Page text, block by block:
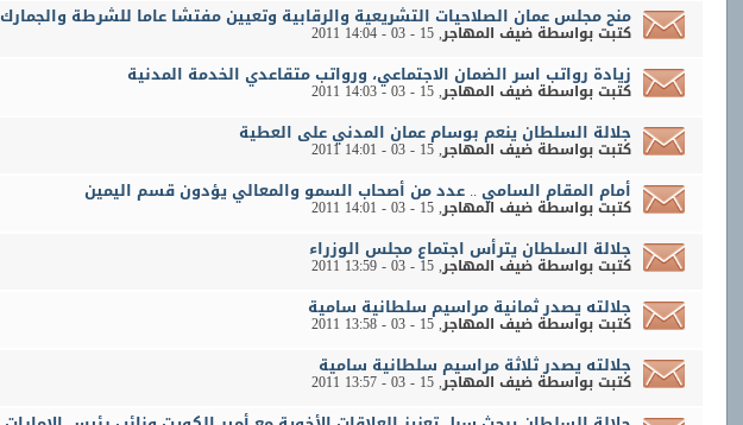
منح مجلس عمان الصلاحيات التشريعية والرقابية وتعيين مفتشا عاما للشرطة والجمارك
كتبت بواسطةضيف المهاجر‏, 15 - 03 - 2011 14:04
زيادة رواتب اسر الضمان الاجتماعي، ورواتب متقاعدي الخدمة المدنية
كتبت بواسطةضيف المهاجر‏, 15 - 03 - 2011 14:03
جلالة السلطان ينعم بوسام عمان المدني على العطية
كتبت بواسطةضيف المهاجر‏, 15 - 03 - 2011 14:01
أمام المقام السامي .. عدد من أصحاب السمو والمعالي يؤدون قسم اليمين
كتبت بواسطةضيف المهاجر‏, 15 - 03 - 2011 14:01
جلالة السلطان يترأس اجتماع مجلس الوزراء
كتبت بواسطةضيف المهاجر‏, 15 - 03 - 2011 13:59
جلالته يصدر ثمانية مراسيم سلطانية سامية
كتبت بواسطةضيف المهاجر‏, 15 - 03 - 2011 13:58
جلالته يصدر ثلاثة مراسيم سلطانية سامية
كتبت بواسطةضيف المهاجر‏, 15 - 03 - 2011 13:57